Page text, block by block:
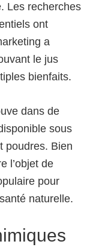
Les recherches
ont
a
le jus
bienfaits.
dans de
sous
poudres. Bien
l’objet de
pour
naturelle.